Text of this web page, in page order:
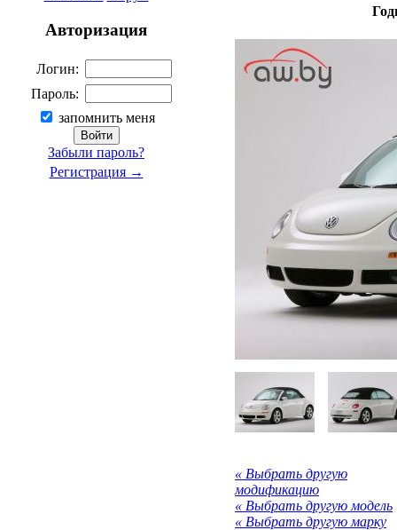
Авторизация
Логин:
Пароль:
запомнить меня
Забыли пароль?
Регистрация →
« Выбрать другую
модификацию
« Выбрать другую модель
« Выбрать другую марку